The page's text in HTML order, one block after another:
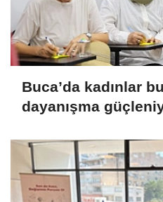
Buca’da kadınlar
dayanışma